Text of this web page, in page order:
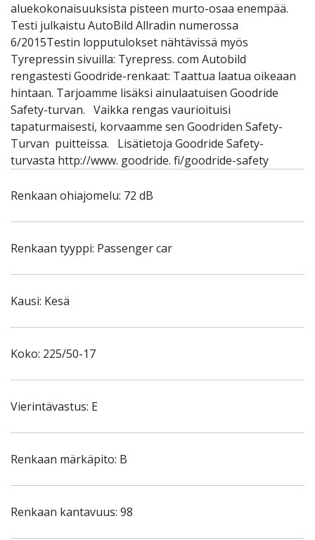
aluekokonaisuuksista pisteen murto-osaa enempää.
Testi julkaistu AutoBild Allradin numerossa
6/2015Testin lopputulokset nähtävissä myös
Tyrepressin sivuilla: Tyrepress. com Autobild
rengastesti Goodride-renkaat: Taattua laatua oikeaan
hintaan. Tarjoamme lisäksi ainulaatuisen Goodride
Safety-turvan. Vaikka rengas vaurioituisi
tapaturmaisesti, korvaamme sen Goodriden Safety-
Turvan puitteissa. Lisätietoja Goodride Safety-
turvasta http://www. goodride. fi/goodride-safety
Renkaan ohiajomelu: 72 dB
Renkaan tyyppi: Passenger car
Kausi: Kesä
Koko: 225/50-17
Vierintävastus: E
Renkaan märkäpito: B
Renkaan kantavuus: 98